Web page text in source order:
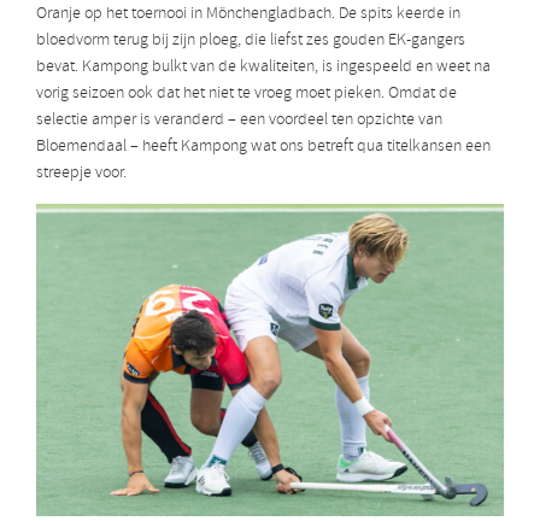
Oranje op het toernooi in Mönchengladbach. De spits keerde in
bloedvorm terug bij zijn ploeg, die liefst zes gouden EK-gangers
bevat. Kampong bulkt van de kwaliteiten, is ingespeeld en weet na
vorig seizoen ook dat het niet te vroeg moet pieken. Omdat de
selectie amper is veranderd – een voordeel ten opzichte van
Bloemendaal – heeft Kampong wat ons betreft qua titelkansen een
streepje voor.